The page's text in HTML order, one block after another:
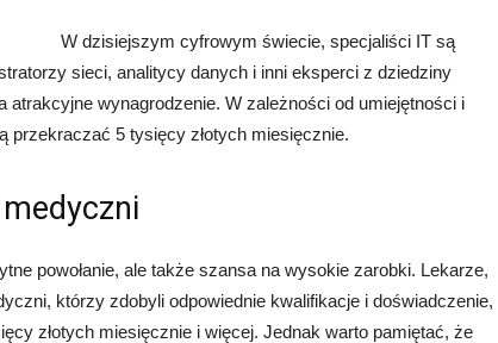
W dzisiejszym cyfrowym świecie, specjaliści IT są
sieci, analitycy danych i inni eksperci z dziedziny
atrakcyjne wynagrodzenie. W zależności od umiejętności i
przekraczać 5 tysięcy złotych miesięcznie.
powołanie, ale także szansa na wysokie zarobki. Lekarze,
którzy zdobyli odpowiednie kwalifikacje i doświadczenie,
złotych miesięcznie i więcej. Jednak warto pamiętać, że